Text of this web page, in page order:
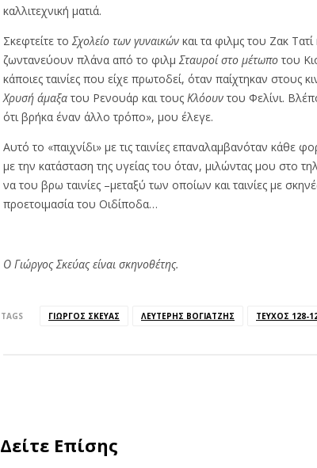
καλλιτεχνική ματιά.
Σκεφτείτε το Σχολείο των γυναικώνκαι τα φιλμς του Ζακ Τατί
ζωντανεύουν πλάνα από το φιλμ Σταυροί στο μέτωπο του
κάποιες ταινίες που είχε πρωτοδεί, όταν παίχτηκαν στους
Χρυσή άμαξατου Ρενουάρ και τους Κλόουν του Φελίνι.
ότι βρήκα έναν άλλο τρόπο», μου έλεγε.
Αυτό το «παιχνίδι» με τις ταινίες επαναλαμβανόταν
με την κατάσταση της υγείας του όταν, μιλώντας μου στο
να του βρω ταινίες –μεταξύ των οποίων και ταινίες με
προετοιμασία του Οιδίποδα…
Ο Γιώργος Σκεύας είναι σκηνοθέτης.
TAGS ΓΙΏΡΓΟΣ ΣΚΕΎΑΣ ΛΕΥΤΈΡΗΣ ΒΟΓΙΑΤΖΉΣ ΤΕΎΧΟΣ 128-
Δείτε Επίσης